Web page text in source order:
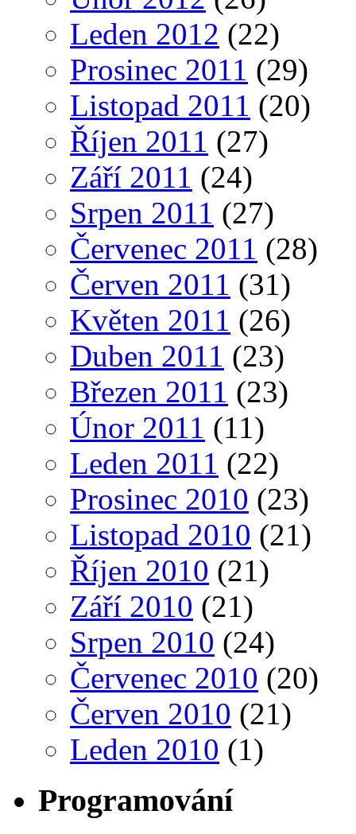
Leden 2012 (22)
Prosinec 2011 (29)
Listopad 2011 (20)
Říjen 2011 (27)
Září 2011 (24)
Srpen 2011 (27)
Červenec 2011 (28)
Červen 2011 (31)
Květen 2011 (26)
Duben 2011 (23)
Březen 2011 (23)
Únor 2011 (11)
Leden 2011 (22)
Prosinec 2010 (23)
Listopad 2010 (21)
Říjen 2010 (21)
Září 2010 (21)
Srpen 2010 (24)
Červenec 2010 (20)
Červen 2010 (21)
Leden 2010 (1)
Programování